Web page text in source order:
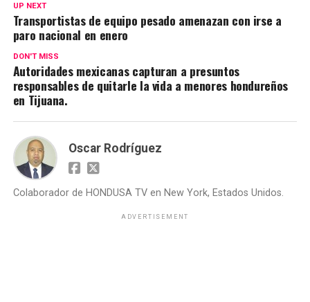
UP NEXT
Transportistas de equipo pesado amenazan con irse a
paro nacional en enero
DON'T MISS
Autoridades mexicanas capturan a presuntos
responsables de quitarle la vida a menores hondureños
en Tijuana.
Oscar Rodríguez
Colaborador de HONDUSA TV en New York, Estados Unidos.
ADVERTISEMENT